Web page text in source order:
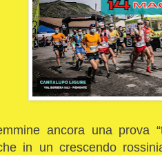
ancora una prova
in un crescendo